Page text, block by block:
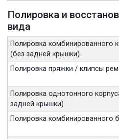
Полировка и
вида
Полировка комбинированного
(без задней крышки)
Полировка пряжки / клипсы
Полировка однотонного
задней крышки)
Полировка комбинированного